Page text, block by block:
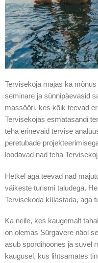
Tervisekoja majas ka
seminare ja sünnipäevasid
massööri, kes kõik teevad
Tervisekojas esmatasandi
teha erinevaid tervise
peretubade
loodavad nad teha
Hetkel aga teevad nad
väikeste turismi taludega.
Tervisekoda külastada, aga
Ka neile, kes kaugemalt
on olemas Sürgavere näol
asub spordihoones ja suvel
kaugusel, kus lihtsamates